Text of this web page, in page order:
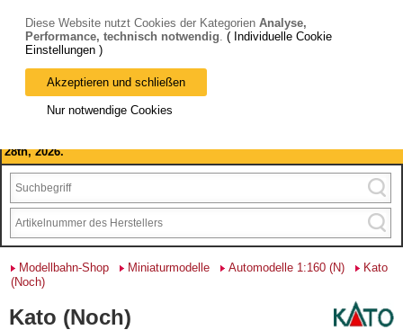
Bitte beachten Sie: wir machen Betriebsferien, vom 03. bis 28.
August 2026 haben wir geschlossen.
28th, 2026.
Modellbahn-Shop Miniaturmodelle Automodelle 1:160 (N)
Kato
(Noch)
Kato (Noch)
Diese Website nutzt Cookies der Kategorien Analyse,
Performance, technisch notwendig. ( Individuelle Cookie
Einstellungen )
Akzeptieren und schließen
Nur notwendige Cookies